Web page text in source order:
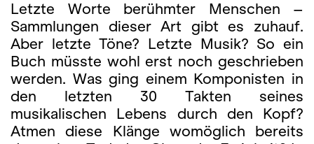
Letzte Worte berühmter Menschen –
Sammlungen dieser Art gibt es zuhauf.
Aber letzte Töne? Letzte Musik? So ein
Buch müsste wohl erst noch geschrieben
werden. Was ging einem Komponisten in
den letzten 30 Takten seines
musikalischen Lebens durch den Kopf?
Atmen diese Klänge womöglich bereits